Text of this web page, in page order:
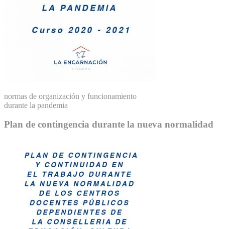
normas de organización y funcionamiento
durante la pandemia
Plan de contingencia durante la nueva normalidad